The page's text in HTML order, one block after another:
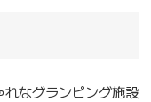
なグランピング施設